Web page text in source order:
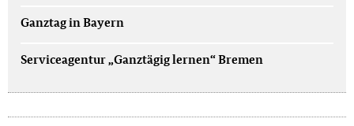
Ganztag in Bayern
Serviceagentur „Ganztägig lernen“ Bremen